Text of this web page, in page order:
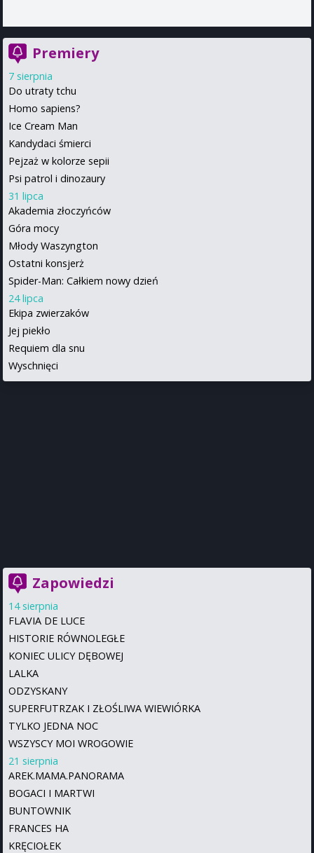
Premiery
7 sierpnia
Do utraty tchu
Homo sapiens?
Ice Cream Man
Kandydaci śmierci
Pejzaż w kolorze sepii
Psi patrol i dinozaury
31 lipca
Akademia złoczyńców
Góra mocy
Młody Waszyngton
Ostatni konsjerż
Spider-Man: Całkiem nowy dzień
24 lipca
Ekipa zwierzaków
Jej piekło
Requiem dla snu
Wyschnięci
Zapowiedzi
14 sierpnia
FLAVIA DE LUCE
HISTORIE RÓWNOLEGŁE
KONIEC ULICY DĘBOWEJ
LALKA
ODZYSKANY
SUPERFUTRZAK I ZŁOŚLIWA WIEWIÓRKA
TYLKO JEDNA NOC
WSZYSCY MOI WROGOWIE
21 sierpnia
AREK.MAMA.PANORAMA
BOGACI I MARTWI
BUNTOWNIK
FRANCES HA
KRĘCIOŁEK